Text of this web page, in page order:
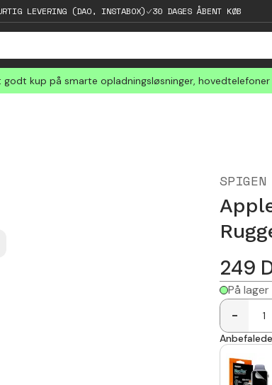
LEVERING (DAO, INSTABOX) 30 DAGES ÅBENT KØB
kup på smarte opladningsløsninger,
SPIGEN
249
På lager
-